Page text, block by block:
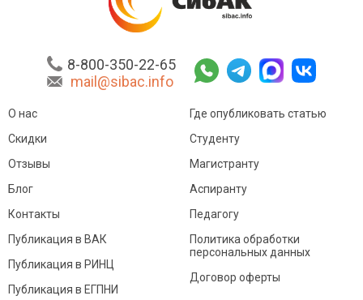
8-800-350-22-65
mail@sibac.info
О нас
Скидки
Отзывы
Блог
Контакты
Где опубликовать статью
Студенту
Магистранту
Аспиранту
Педагогу
Публикация в ВАК
Публикация в РИНЦ
Публикация в ЕГПНИ
Политика обработки
персональных данных
Договор оферты